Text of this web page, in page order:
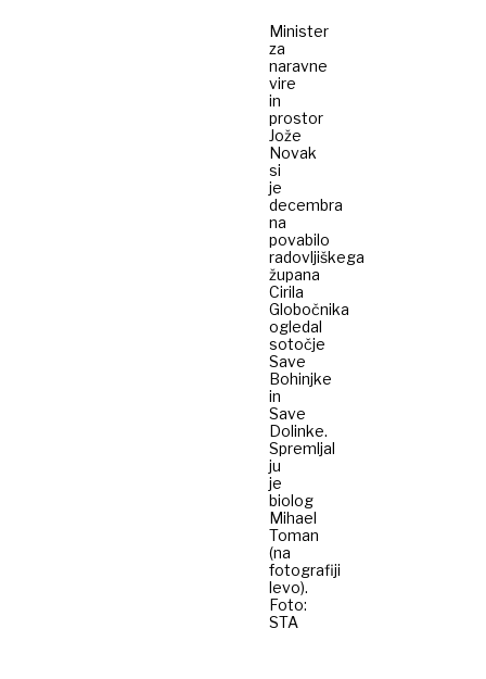
Minister
za
naravne
vire
in
prostor
Jože
Novak
si
je
decembra
na
povabilo
radovljiškega
župana
Cirila
Globočnika
ogledal
sotočje
Save
Bohinjke
in
Save
Dolinke.
Spremljal
ju
je
biolog
Mihael
Toman
(na
fotografiji
levo).
Foto:
STA